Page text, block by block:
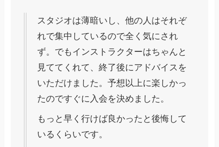
スタジオは薄暗いし、他の人はそれぞ
れで集中しているので全く気にされ
ず。でもインストラクターはちゃんと
見ててくれて、終了後にアドバイスを
いただけました。予想以上に楽しかっ
たのですぐに入会を決めました。
もっと早く行けば良かったと後悔して
いるくらいです。